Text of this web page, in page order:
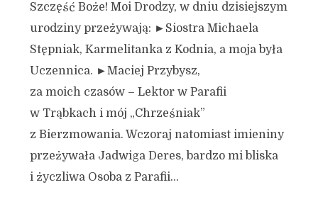
Szczęść Boże! Moi Drodzy, w dniu dzisiejszym
urodziny przeżywają: ►Siostra Michaela
Stępniak, Karmelitanka z Kodnia, a moja była
Uczennica. ►Maciej Przybysz,
za moich czasów – Lektor w Parafii
w Trąbkach i mój „Chrześniak”
z Bierzmowania. Wczoraj natomiast imieniny
przeżywała Jadwiga Deres, bardzo mi bliska
i życzliwa Osoba z Parafii...